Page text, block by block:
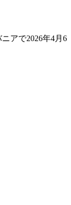
アで2026年4月6